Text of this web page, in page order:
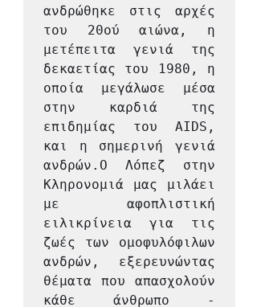
ανδρώθηκε στις αρχές
του 20ού αιώνα, η
μετέπειτα γενιά της
δεκαετίας του 1980, η
οποία μεγάλωσε μέσα
στην καρδιά της
επιδημίας του AIDS,
και η σημερινή γενιά
ανδρών.Ο Λόπεζ στην
Κληρονομιά μας μιλάει
με αφοπλιστική
ειλικρίνεια για τις
ζωές των ομοφυλόφιλων
ανδρών, εξερευνώντας
θέματα που απασχολούν
κάθε άνθρωπο -